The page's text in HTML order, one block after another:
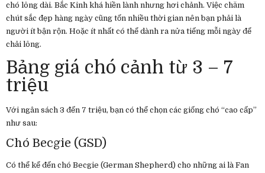
chó lông dài. Bắc Kinh khá hiền lành nhưng hơi chảnh. Việc chăm
chút sắc đẹp hàng ngày cũng tốn nhiều thời gian nên bạn phải là
người ít bận rộn. Hoặc ít nhất có thể dành ra nửa tiếng mỗi ngày để
chải lông.
Bảng giá chó cảnh từ 3 – 7
triệu
Với ngân sách 3 đến 7 triệu, bạn có thể chọn các giống chó “cao cấp”
như sau:
Chó Becgie (GSD)
Có thể kể đến chó Becgie (German Shepherd) cho những ai là Fan